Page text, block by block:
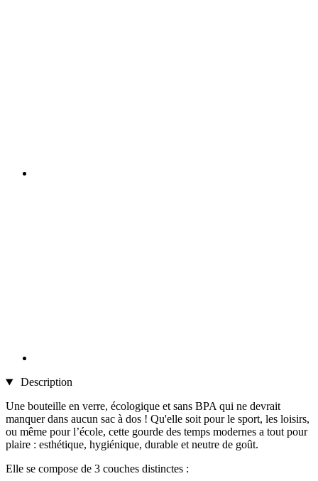
Description
Une bouteille en verre, écologique et sans BPA qui ne devrait
manquer dans aucun sac à dos ! Qu'elle soit pour le sport, les loisirs,
ou même pour l’école, cette gourde des temps modernes a tout pour
plaire : esthétique, hygiénique, durable et neutre de goût.
Elle se compose de 3 couches distinctes :